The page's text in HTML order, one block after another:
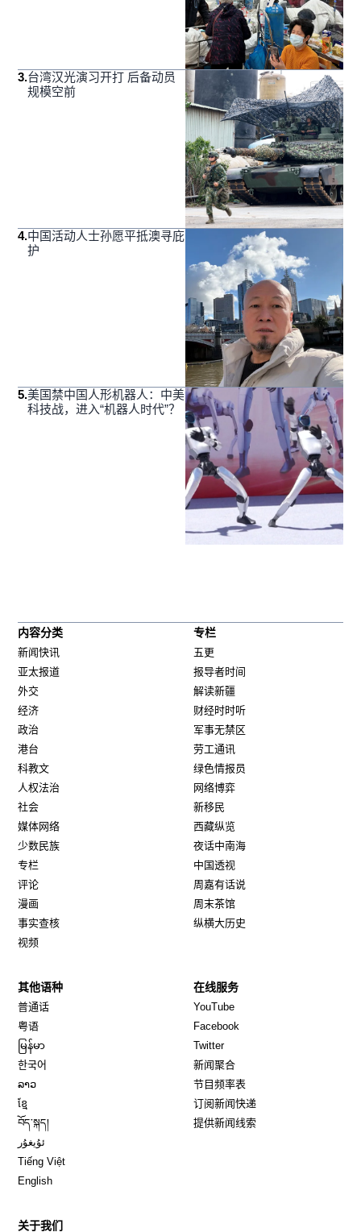
3.台湾汉光演习开打 后备动员
规模空前
4.中国活动人士孙愿平抵澳寻庇
护
5.美国禁中国人形机器人：中美
科技战，进入“机器人时代”？
内容分类
新闻快讯
亚太报道
外交
经济
政治
港台
科教文
人权法治
社会
媒体网络
少数民族
专栏
评论
漫画
事实查核
视频
专栏
五更
报导者时间
解读新疆
财经时时听
军事无禁区
劳工通讯
绿色情报员
网络博弈
新移民
西藏纵览
夜话中南海
中国透视
周嘉有话说
周末茶馆
纵横大历史
其他语种
普通话
粤语
မြန်မာ
한국어
ລາວ
ខ្មែ
བོད་སྐད།
ئۇيغۇر
Tiếng Việt
English
在线服务
YouTube
Facebook
TwitterOpens in new window
新闻聚合
节目频率表
订阅新闻快递
提供新闻线索
关于我们